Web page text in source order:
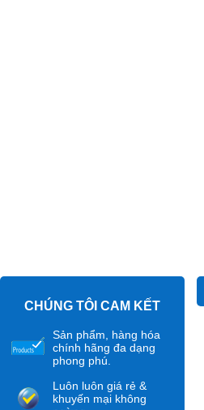
CHÚNG TÔI CAM KẾT
Sản phẩm, hàng hóa
chính hãng đa dạng
phong phú.
Luôn luôn giá rẻ &
khuyến mại không